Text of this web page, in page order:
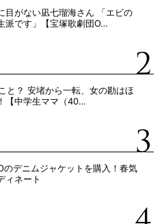
目がない凪七瑠海さん 「エビの
派です」【宝塚歌劇団O…
と？ 安堵から一転、女の勘はほ
【中学生ママ（40…
のデニムジャケットを購入！春気
ィネート